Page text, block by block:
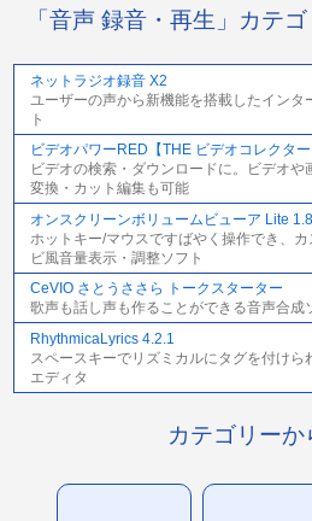
「音声 録音・再生」カテ
ネットラジオ録音 X2
ユーザーの声から新機能を搭載したインタ
ト
ビデオパワーRED【THE ビデオコレクター
ビデオの検索・ダウンロードに。ビデオや
変換・カット編集も可能
オンスクリーンボリュームビューア Lite 1.8
ホットキー/マウスですばやく操作でき、
ビ風音量表示・調整ソフト
CeVIO さとうささら トークスターター
歌声も話し声も作ることができる音声合成
RhythmicaLyrics 4.2.1
スペースキーでリズミカルにタグを付け
エディタ
カテゴリーか